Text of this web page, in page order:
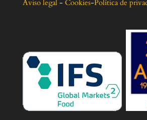
Aviso legal- Cookies-Política de